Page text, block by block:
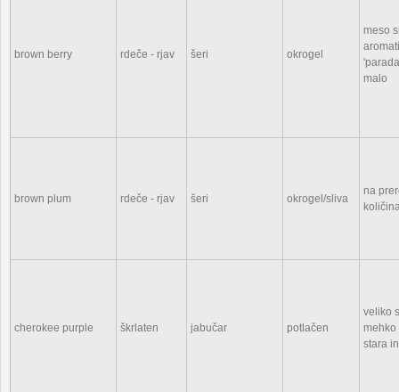
brown berry rdeče - rjav šeri okrogel
meso
malo
brown plum rdeče - rjav šeri okrogel/sliva
na
cherokee purple škrlaten jabučar potlačen
veliko
stara